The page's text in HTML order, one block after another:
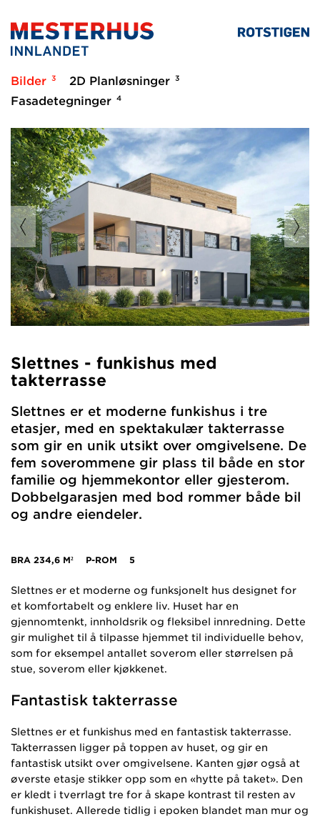
Bilder 3 2D Planløsninger 3
Fasadetegninger 4
Slettnes - funkishus med
takterrasse
Slettnes er et moderne funkishus i tre
etasjer, med en spektakulær takterrasse
som gir en unik utsikt over omgivelsene. De
fem soverommene gir plass til både en stor
familie og hjemmekontor eller gjesterom.
Dobbelgarasjen med bod rommer både bil
og andre eiendeler.
BRA 234,6 M² P-ROM 5
Slettnes er et moderne og funksjonelt hus designet for
et komfortabelt og enklere liv. Huset har en
gjennomtenkt, innholdsrik og fleksibel innredning. Dette
gir mulighet til å tilpasse hjemmet til individuelle behov,
som for eksempel antallet soverom eller størrelsen på
stue, soverom eller kjøkkenet.
Fantastisk takterrasse
Slettnes er et funkishus med en fantastisk takterrasse.
Takterrassen ligger på toppen av huset, og gir en
fantastisk utsikt over omgivelsene. Kanten gjør også at
øverste etasje stikker opp som en «hytte på taket». Den
er kledt i tverrlagt tre for å skape kontrast til resten av
funkishuset. Allerede tidlig i epoken blandet man mur og